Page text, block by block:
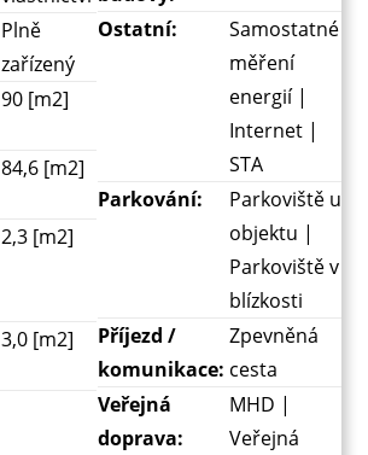
Plně
zařízený
90 [m2]
84,6 [m2]
2,3 [m2]
3,0 [m2]
Ostatní:
Samostatné
měření
energií |
Internet |
STA
Parkování:
Parkoviště u
objektu |
Parkoviště v
blízkosti
Příjezd /
komunikace:
Zpevněná
cesta
Veřejná
doprava:
MHD |
Veřejná